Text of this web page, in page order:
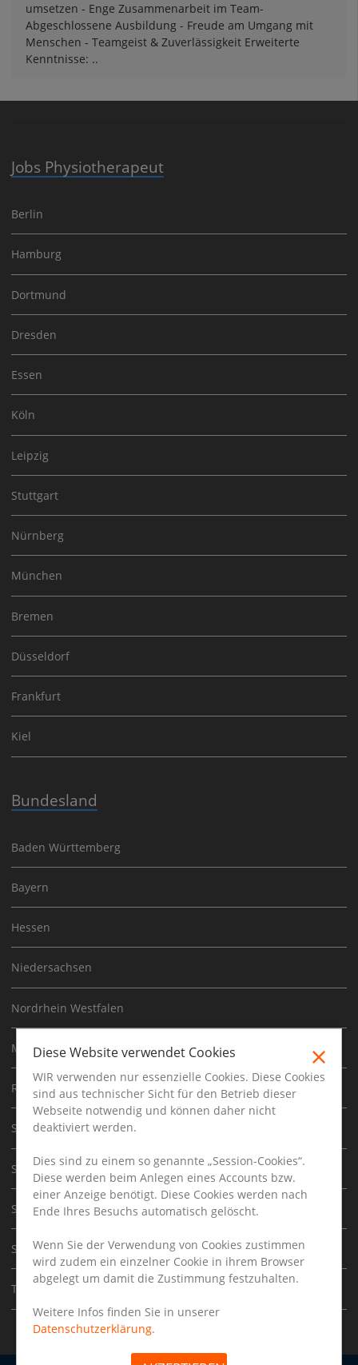
umsetzen - Enge Zusammenarbeit im Team-
Abgeschlossene Ausbildung - Freude am Umgang mit
Menschen - Teamgeist & Zuverlässigkeit Erweiterte
Kenntnisse: ..
Jobs Physiotherapeut
Berlin
Hamburg
Dortmund
Dresden
Essen
Köln
Leipzig
Stuttgart
Nürnberg
München
Bremen
Düsseldorf
Frankfurt
Kiel
Bundesland
Baden Württemberg
Bayern
Hessen
Niedersachsen
Nordrhein Westfalen
Mecklenburg Vorpommern
Rheinland Pfalz
Saarland
Sachsen
Sachsen Anhalt
Schleswig Holstein
Thüringen
Diese Website verwendet Cookies
WIR verwenden nur essenzielle Cookies. Diese Cookies
sind aus technischer Sicht für den Betrieb dieser
Webseite notwendig und können daher nicht
deaktiviert werden.
Dies sind zu einem so genannte „Session-Cookies“.
Diese werden beim Anlegen eines Accounts bzw.
einer Anzeige benötigt. Diese Cookies werden nach
Ende Ihres Besuchs automatisch gelöscht.
Wenn Sie der Verwendung von Cookies zustimmen
wird zudem ein einzelner Cookie in ihrem Browser
abgelegt um damit die Zustimmung festzuhalten.
Weitere Infos finden Sie in unserer
Datenschutzerklärung.